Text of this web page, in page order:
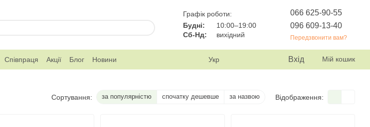
Графік роботи:
Будні:
10:00–19:00
Сб-Нд:
вихідний
066 625-90-55
096 609-13-40
Передзвонити вам?
Співпраця Акції Блог
Новини
Укр Вхід Мій кошик
Сортування: за популярністю спочатку дешевше за назвою Відображення: